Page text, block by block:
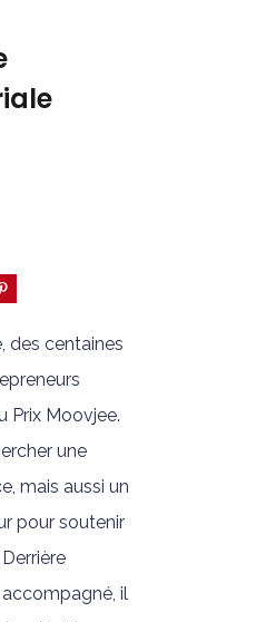
des centaines
Prix Moovjee.
une
mais aussi un
pour soutenir
il